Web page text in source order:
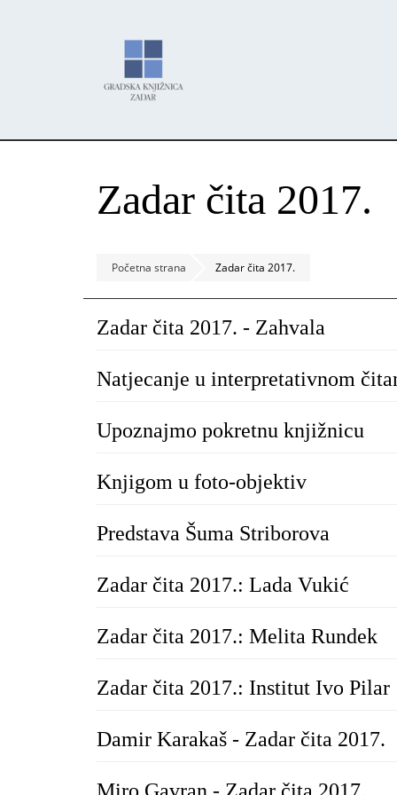
Zadar čita 2017.
Početna strana Zadar čita 2017.
Zadar čita 2017. - Zahvala
Natjecanje u interpretativnom
Upoznajmo pokretnu knjižnicu
Knjigom u foto-objektiv
Predstava Šuma Striborova
Zadar čita 2017.: Lada Vukić
Zadar čita 2017.: Melita Rundek
Zadar čita 2017.: Institut Ivo Pilar
Damir Karakaš - Zadar čita 2017.